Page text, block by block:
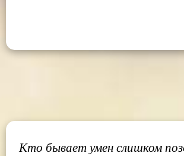
Кто бывает умен слишком